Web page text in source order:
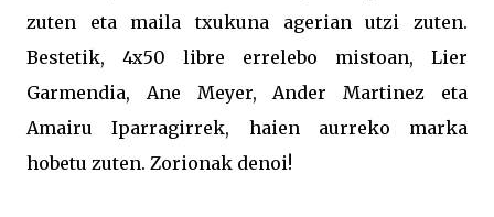
zuten eta maila txukuna agerian utzi zuten.
Bestetik, 4x50 libre errelebo mistoan, Lier
Garmendia, Ane Meyer, Ander Martinez eta
Amairu Iparragirrek, haien aurreko marka
hobetu zuten. Zorionak denoi!